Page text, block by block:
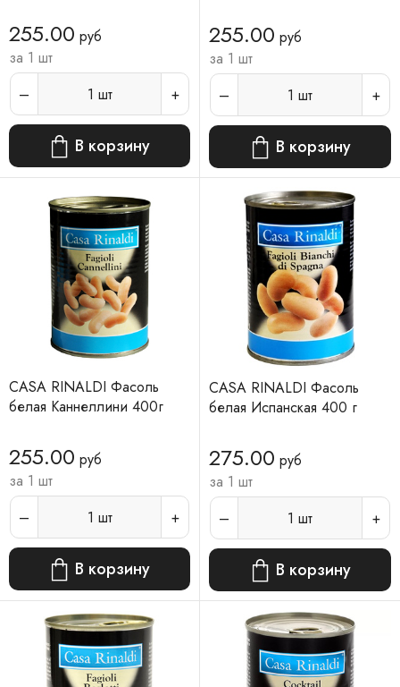
255.00 руб
за 1 шт
1 шт
В корзину
255.00 руб
за 1 шт
1 шт
В корзину
CASA RINALDI Фасоль
белая Каннеллини 400г
255.00 руб
за 1 шт
1 шт
В корзину
CASA RINALDI Фасоль
белая Испанская 400 г
275.00 руб
за 1 шт
1 шт
В корзину